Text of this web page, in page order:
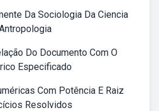
Da Sociologia Da Ciencia
Do Documento Com O
Especificado
Com Potência E Raiz
Resolvidos